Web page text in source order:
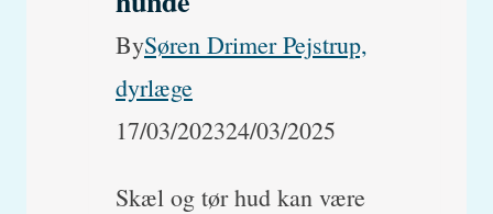
hvad
du
BySøren Drimer Pejstrup,
dyrlæge
17/03/202324/03/2025
Skæl og tør hud kan være